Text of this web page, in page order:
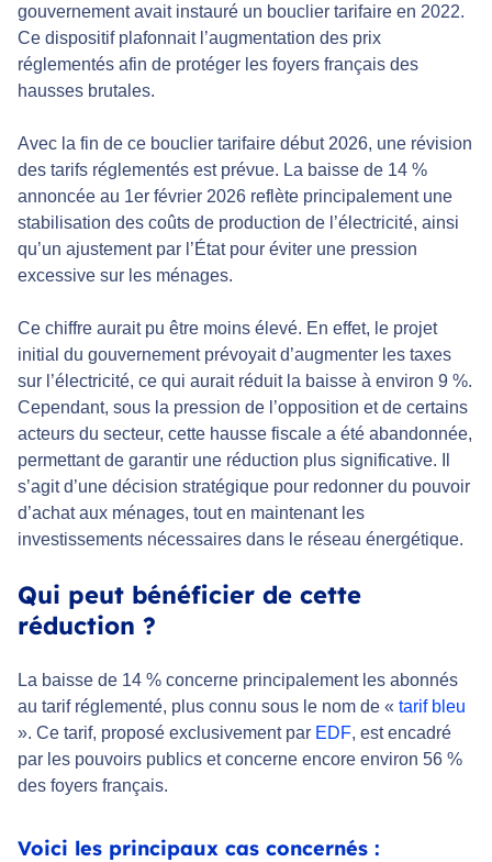
gouvernement avait instauré un bouclier tarifaire en 2022.
Ce dispositif plafonnait l’augmentation des prix
réglementés afin de protéger les foyers français des
hausses brutales.
Avec la fin de ce bouclier tarifaire début 2026, une révision
des tarifs réglementés est prévue. La baisse de 14 %
annoncée au 1er février 2026 reflète principalement une
stabilisation des coûts de production de l’électricité, ainsi
qu’un ajustement par l’État pour éviter une pression
excessive sur les ménages.
Ce chiffre aurait pu être moins élevé. En effet, le projet
initial du gouvernement prévoyait d’augmenter les taxes
sur l’électricité, ce qui aurait réduit la baisse à environ 9 %.
Cependant, sous la pression de l’opposition et de certains
acteurs du secteur, cette hausse fiscale a été abandonnée,
permettant de garantir une réduction plus significative. Il
s’agit d’une décision stratégique pour redonner du pouvoir
d’achat aux ménages, tout en maintenant les
investissements nécessaires dans le réseau énergétique.
Qui peut bénéficier de cette
réduction ?
La baisse de 14 % concerne principalement les abonnés
au tarif réglementé, plus connu sous le nom de « tarif bleu
». Ce tarif, proposé exclusivement par EDF, est encadré
par les pouvoirs publics et concerne encore environ 56 %
des foyers français.
Voici les principaux cas concernés :